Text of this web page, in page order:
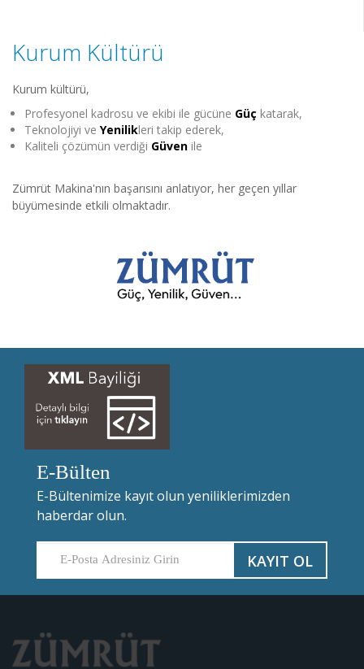
Kurum Kültürü
Kurum kültürü,
Profesyonel kadrosu ve ekibi ile gücüne Güç katarak,
Teknolojiyi ve Yenilikleri takip ederek,
Kaliteli çözümün verdiği Güven ile
Zümrüt Makina'nın başarısını anlatıyor, her geçen yıllar
büyümesinde etkili olmaktadır.
E-Bülten
E-Bültenimize kayıt olun yeniliklerimizden
haberdar olun.
KAYIT OL